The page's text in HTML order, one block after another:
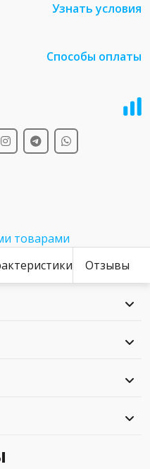
Узнать условия
Способы оплаты
товарами
Отзывы